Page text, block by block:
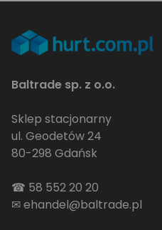
Baltrade sp. z o.o.
Sklep stacjonarny
ul. Geodetów 24
80-298 Gdańsk
☎ 58 552 20 20
✉ehandel@baltrade.pl